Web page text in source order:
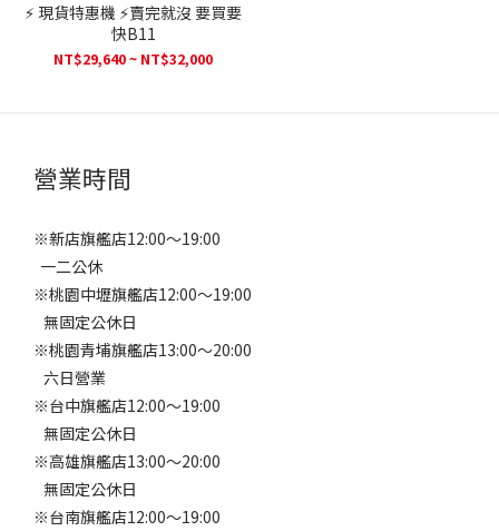
⚡ 現貨特惠機 ⚡賣完就沒 要買要
快B11
NT$29,640 ~ NT$32,000
營業時間
※新店旗艦店12:00～19:00
一二公休
※桃園中壢旗艦店12:00～19:00
無固定公休日
※桃園青埔旗艦店13:00～20:00
六日營業
※台中旗艦店12:00～19:00
無固定公休日
※高雄旗艦店13:00～20:00
無固定公休日
※台南旗艦店12:00～19:00